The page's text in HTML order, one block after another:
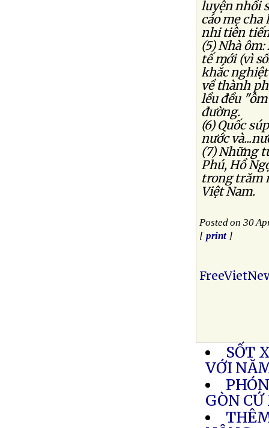
luyện nhồi
cáo mẹ cha
nhi tiên
(5) Nhà
tế mới (vì
khắc
về thành
lều đều
đường.
(6) Quốc
nước
(7) Những
Phú, Hồ
trong trăm
Việt Nam.
Posted on 30
[ print ]
SỐT
VỚI
GÒN